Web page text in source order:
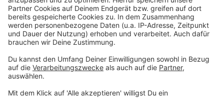
Nächte umringt von der Schönheit der
Südsteirischen Weinstraße.
Auf der gegenüberliegenden Straßenseite stehen
IhnenParkplätzeund einöffentlicher
Kinderspielplatzzur Verfügung.